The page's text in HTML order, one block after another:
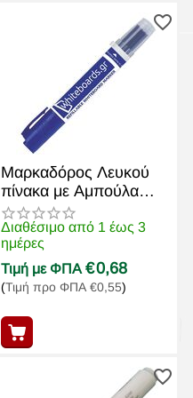
Μαρκαδόρος Λευκού
πίνακα με Αμπούλα
WB550 Μπλε
Διαθέσιμο από 1 έως 3
ημέρες
Τιμή με ΦΠΑ €0,68
(Τιμή προ ΦΠΑ €0,55)